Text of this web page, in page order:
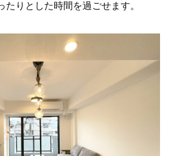
たりとした時間を過ごせます。